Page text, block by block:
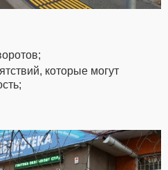
которые могут